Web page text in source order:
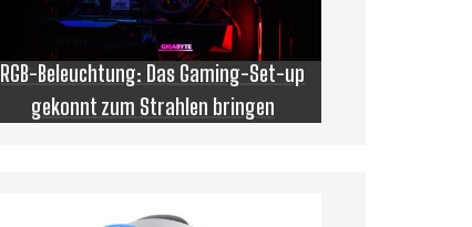
RGB-Beleuchtung: Das Gaming-Set-up
gekonnt zum Strahlen bringen